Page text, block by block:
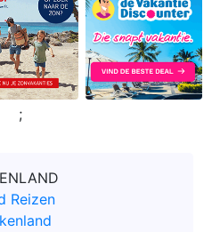
;
Reizen